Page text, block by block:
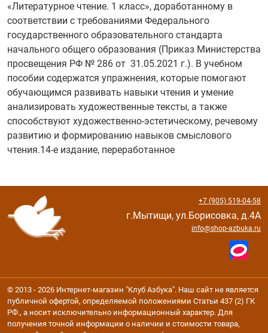
«Литературное чтение. 1 класс», доработанному в
соответствии с требованиями Федерального
государственного образовательного стандарта
начального общего образования (Приказ Министерства
просвещения РФ № 286 от 31.05.2021 г.). В учебном
пособии содержатся упражнения, которые помогают
обучающимся развивать навыки чтения и умение
анализировать художественные тексты, а также
способствуют художественно-эстетическому, речевому
развитию и формированию навыков смыслового
чтения.14-е издание, переработанное
+7 (905) 519-04-58
г.Мытищи, ул.Борисовка, д.4А
info@shop-azbuka.ru
© 2013 - 2026 Интернет-магазин "Клуб Азбука". Наш сайт не является
публичной офертой, определяемой положениями Статьи 437 (2) ГК
РФ., а носит исключительно информационный характер. Для
получения точной информации о наличии и стоимости товара,